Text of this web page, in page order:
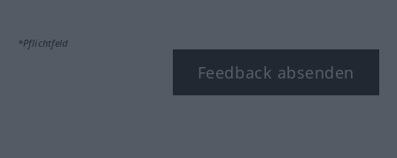
*Pflichtfeld
Feedback absenden